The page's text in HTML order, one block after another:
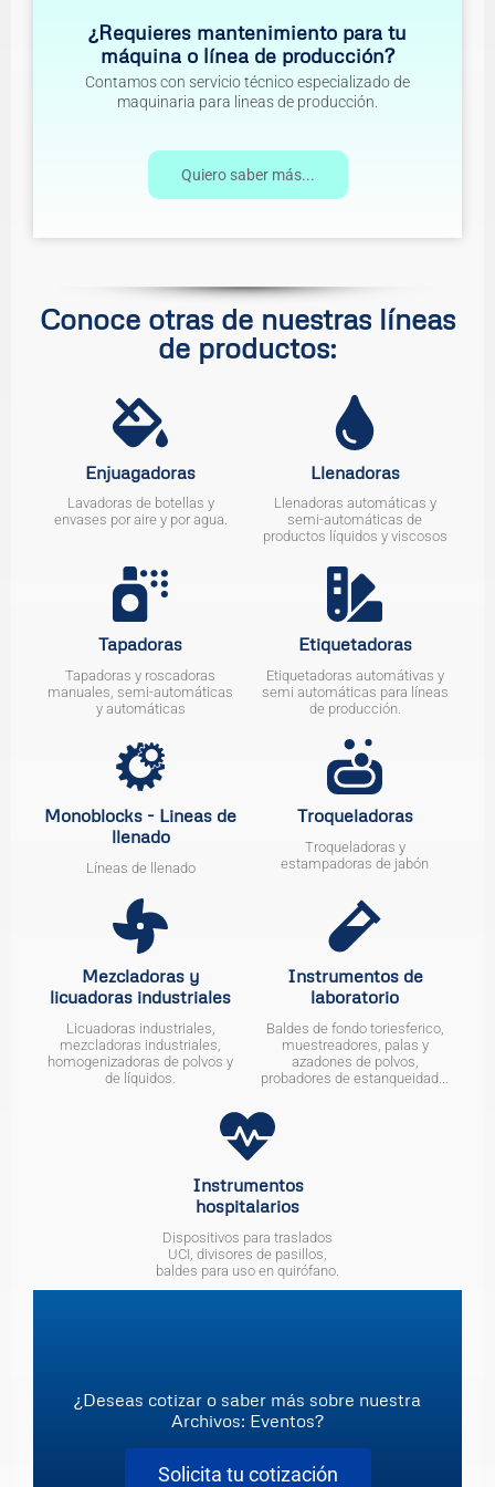
¿Requieres mantenimiento para tu
máquina o línea de producción?
Contamos con servicio técnico especializado de
maquinaria para lineas de producción.
Quiero saber más...
Conoce otras de nuestras líneas
de productos:
Enjuagadoras
Lavadoras de botellas y
envases por aire y por agua.
Llenadoras
Llenadoras automáticas y
semi-automáticas de
productos líquidos y viscosos
Tapadoras
Tapadoras y roscadoras
manuales, semi-automáticas
y automáticas
Etiquetadoras
Etiquetadoras automátivas y
semi automáticas para líneas
de producción.
Monoblocks - Lineas de
llenado
Líneas de llenado
Troqueladoras
Troqueladoras y
estampadoras de jabón
Mezcladoras y
licuadoras industriales
Licuadoras industriales,
mezcladoras industriales,
homogenizadoras de polvos y
de líquidos.
Instrumentos de
laboratorio
Baldes de fondo toriesferico,
muestreadores, palas y
azadones de polvos,
probadores de estanqueidad...
Instrumentos
hospitalarios
Dispositivos para traslados
UCI, divisores de pasillos,
baldes para uso en quirófano.
¿Deseas cotizar o saber más sobre nuestra
Archivos: Eventos?
Solicita tu cotización